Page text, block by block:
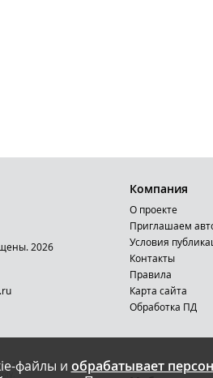
файлы и обрабатывает
2026
the Google
Компания
О проекте
Приглашаем
Условия
Контакты
Правила
Карта сайта
Обработка ПД